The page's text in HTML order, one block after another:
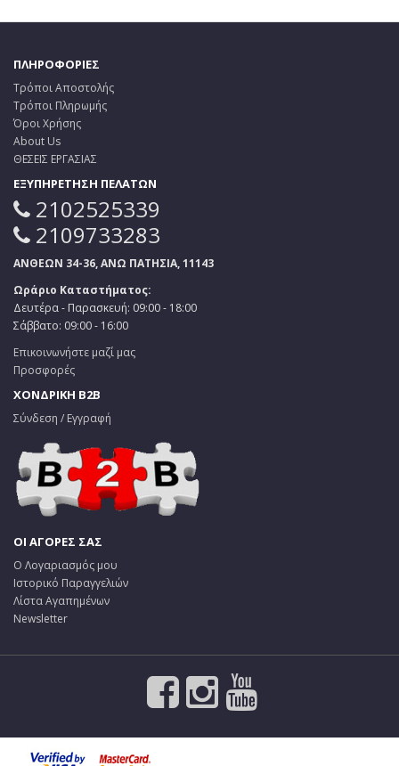
ΠΛΗΡΟΦΟΡΙΕΣ
Τρόποι Αποστολής
Τρόποι Πληρωμής
Όροι Χρήσης
About Us
ΘΕΣΕΙΣ ΕΡΓΑΣΙΑΣ
ΕΞΥΠΗΡΕΤΗΣΗ ΠΕΛΑΤΩΝ
2102525339
2109733283
ΑΝΘΕΩΝ 34-36, ΑΝΩ ΠΑΤΗΣΙΑ, 11143
Ωράριο Καταστήματος:
Δευτέρα - Παρασκευή: 09:00 - 18:00
Σάββατο: 09:00 - 16:00
Επικοινωνήστε μαζί μας
Προσφορές
ΧΟΝΔΡΙΚΗ B2B
Σύνδεση / Εγγραφή
ΟΙ ΑΓΟΡΕΣ ΣΑΣ
Ο Λογαριασμός μου
Ιστορικό Παραγγελιών
Λίστα Αγαπημένων
Newsletter